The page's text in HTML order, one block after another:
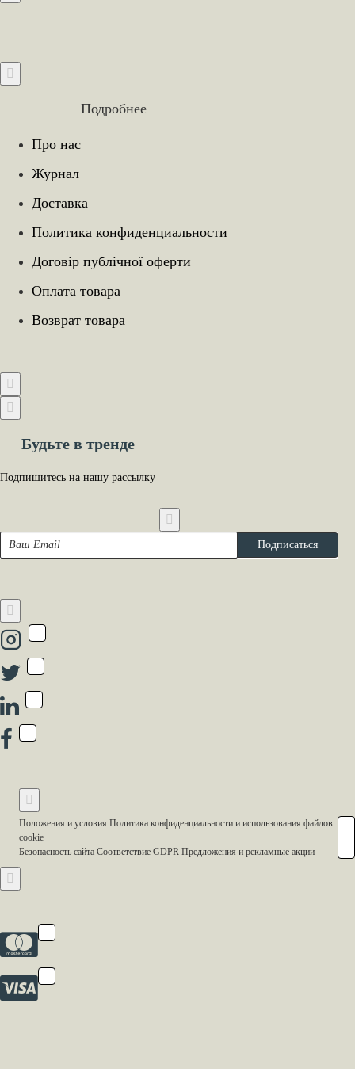
Подробнее
Про нас
Журнал
Доставка
Политика конфиденциальности
Договір публічної оферти
Оплата товара
Возврат товара
Будьте в тренде
Подпишитесь на нашу рассылку
Подписаться
Положения и условия Политика конфиденциальности и использования файлов
cookie
Безопасность сайта Соответствие GDPR Предложения и рекламные акции